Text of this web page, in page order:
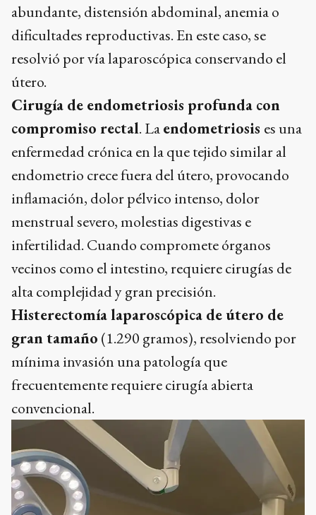
abundante, distensión abdominal, anemia o
dificultades reproductivas. En este caso, se
resolvió por vía laparoscópica conservando el
útero.
Cirugía de endometriosis profunda con
compromiso rectal. Laendometriosis es una
enfermedad crónica en la que tejido similar al
endometrio crece fuera del útero, provocando
inflamación, dolor pélvico intenso, dolor
menstrual severo, molestias digestivas e
infertilidad. Cuando compromete órganos
vecinos como el intestino, requiere cirugías de
alta complejidad y gran precisión.
Histerectomía laparoscópica de útero de
gran tamaño (1.290 gramos), resolviendo por
mínima invasión una patología que
frecuentemente requiere cirugía abierta
convencional.